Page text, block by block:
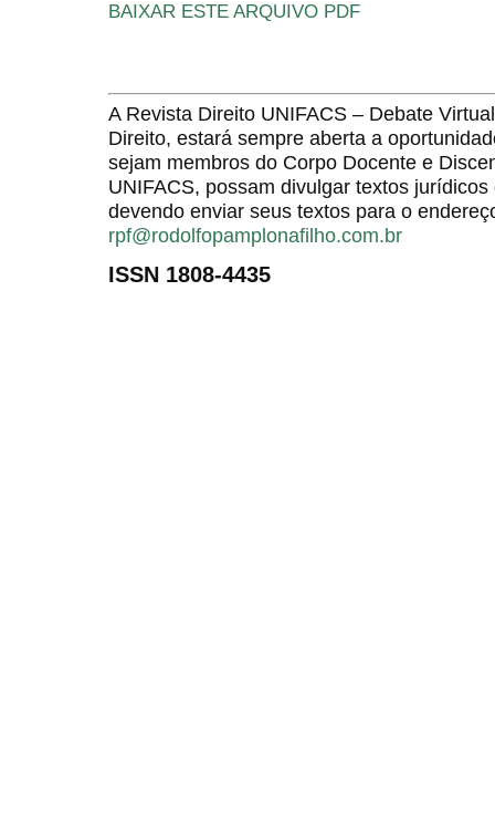
BAIXAR ESTE ARQUIVO PDF
A Revista Direito UNIFACS – Debate
Direito, estará sempre aberta a
sejam membros do Corpo Docente e
UNIFACS, possam divulgar textos
devendo enviar seus textos para o
rpf@rodolfopamplonafilho.com.br
ISSN 1808-4435